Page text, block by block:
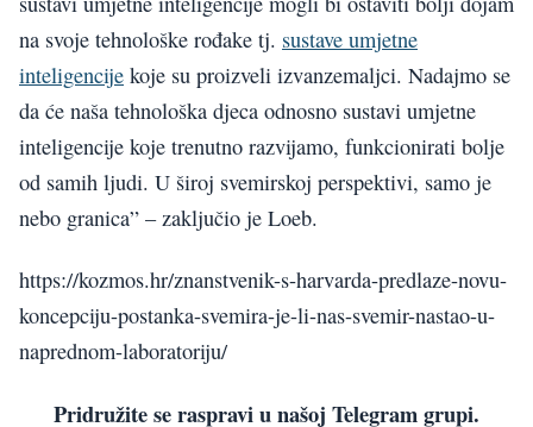
na svoje tehnološke rođake tj. sustave umjetne
inteligencije koje su proizveli izvanzemaljci. Nadajmo se
da će naša tehnološka djeca odnosno sustavi umjetne
inteligencije koje trenutno razvijamo, funkcionirati bolje
od samih ljudi. U široj svemirskoj perspektivi, samo je
nebo granica” – zaključio je Loeb.
https://kozmos.hr/znanstvenik-s-harvarda-predlaze-novu-
koncepciju-postanka-svemira-je-li-nas-svemir-nastao-u-
naprednom-laboratoriju/
Pridružite se raspravi u našoj Telegram grupi.